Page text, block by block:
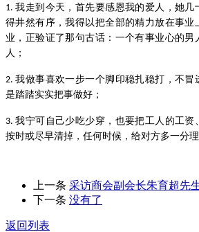
1.我走到今天，首先要感恩我的爱人，她几
得井然有序，我得以把全部的精力放在事业
业，正验证了那句古话：一个有事业心的男
人；
2.我做事喜欢一步一个脚印稳扎稳打，不冒
是踏踏实实把事做好；
3.我宁可自己少吃少穿，也要把工人的工资
按时或尽早清掉，任何时候，给对方多一分理
上一条 采访商会副会长朱育超先
下一条 没有了
返回列表